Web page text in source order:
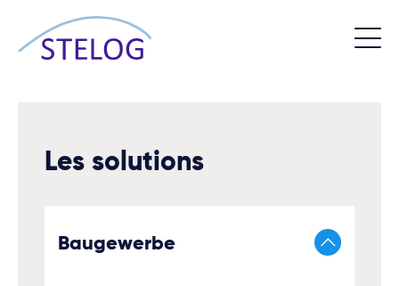
Les solutions
Baugewerbe